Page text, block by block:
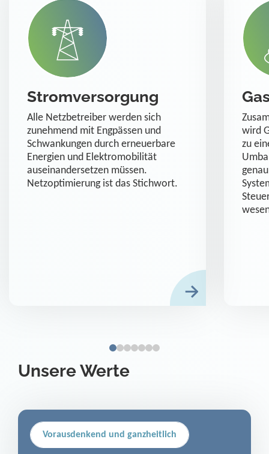
Stromversorgung
Alle Netzbetreiber werden sich
zunehmend mit Engpässen und
Schwankungen durch erneuerbare
Energien und Elektromobilität
auseinandersetzen müssen.
Netzoptimierung ist das Stichwort.
wird
zu
Unsere Werte
Vorausdenkend und ganzheitlich